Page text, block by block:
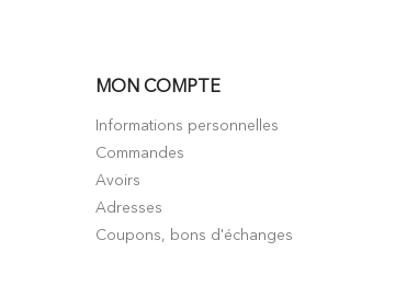
MON COMPTE
Informations personnelles
Commandes
Avoirs
Adresses
Coupons, bons d'échanges